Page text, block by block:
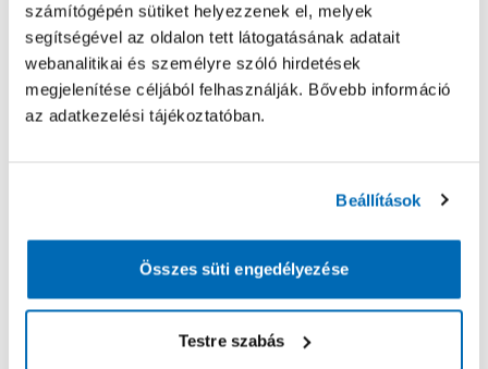
számítógépén sütiket helyezzenek el, melyek
segítségével az oldalon tett látogatásának adatait
webanalitikai és személyre szóló hirdetések
megjelenítése céljából felhasználják. Bővebb információ
az adatkezelési tájékoztatóban.
Beállítások
Összes süti engedélyezése
Testre szabás